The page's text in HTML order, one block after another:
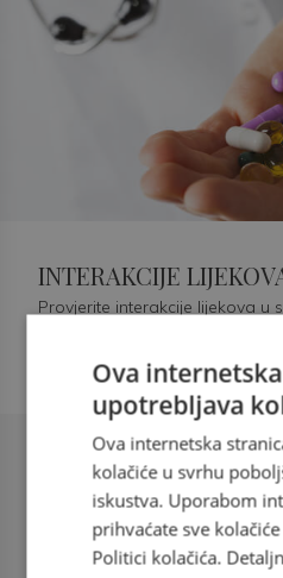
Šećerna bolest tip 2 =
doc. dr. sc. Višnja Kokić Maleš,
dr.med., specijalististica
INTERAKCIJE
Provjerite interakcije lijekova u
Ova
upotrebljava
Ova internetska
kolačiće u svrhu
iskustva. Uporabom
prihvaćate sve
Politici kolačića.